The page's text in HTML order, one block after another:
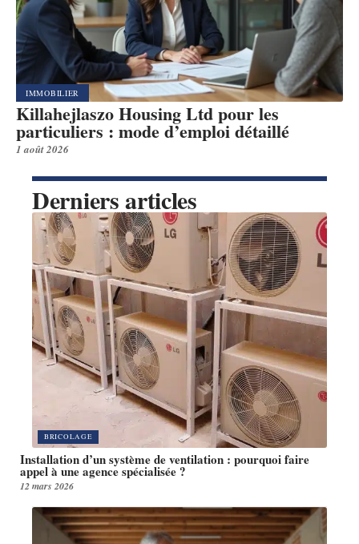
IMMOBILIER
Killahejlaszo Housing Ltd pour les
particuliers : mode d’emploi détaillé
1 août 2026
Derniers articles
BRICOLAGE
Installation d’un système de ventilation : pourquoi faire
appel à une agence spécialisée ?
12 mars 2026